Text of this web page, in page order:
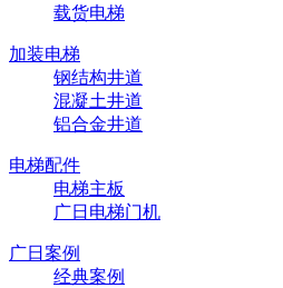
载货电梯
加装电梯
钢结构井道
混凝土井道
铝合金井道
电梯配件
电梯主板
广日电梯门机
广日案例
经典案例